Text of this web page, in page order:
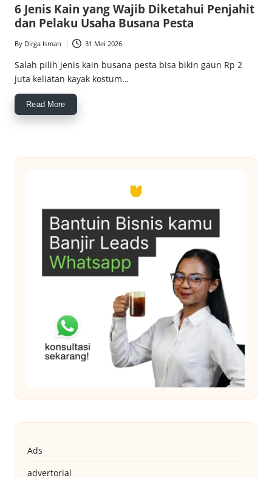
6 Jenis Kain yang Wajib Diketahui Penjahit
dan Pelaku Usaha Busana Pesta
Posted
by
By Dirga Isman 31 Mei 2026
Salah pilih jenis kain busana pesta bisa bikin gaun Rp 2
juta keliatan kayak kostum…
Read More
Ads
advertorial